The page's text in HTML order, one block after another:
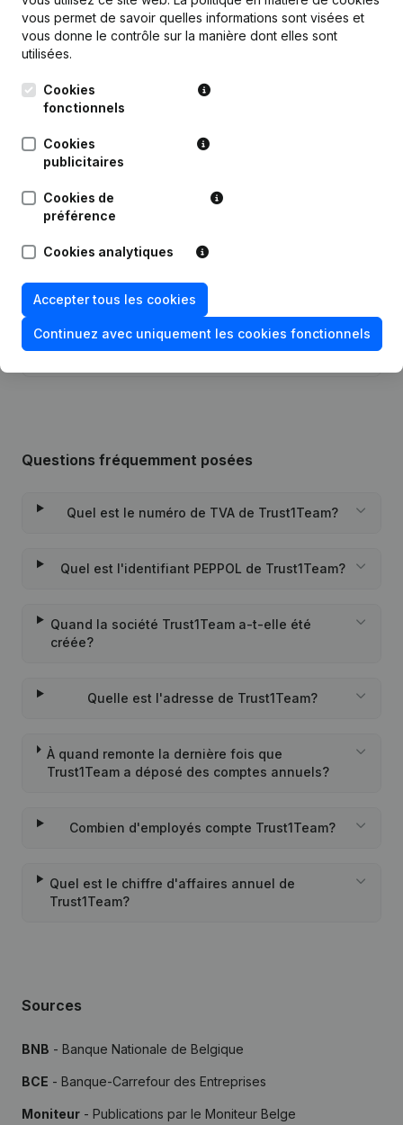
02-04-2026
01-02-2024
Siège Social
29-10-2018 Demissions - Nominations(NL)
Questions fréquemment posées
Quel est le numéro de TVA de Trust1Team?
Quel est l'identifiant PEPPOL de Trust1Team?
Quand la société Trust1Team a-t-elle été
créée?
Quelle est l'adresse de Trust1Team?
À quand remonte la dernière fois que
Trust1Team a déposé des comptes annuels?
Combien d'employés compte Trust1Team?
Quel est le chiffre d'affaires annuel de
Trust1Team?
Sources
BNB - Banque Nationale de Belgique
BCE - Banque-Carrefour des Entreprises
Moniteur - Publications par le Moniteur Belge
vous permet de savoir quelles informations sont visées et
vous donne le contrôle sur la manière dont elles sont
utilisées.
Cookies
fonctionnels
Cookies
publicitaires
Cookies de
préférence
Cookies analytiques
Accepter tous les cookies
Continuez avec uniquement les cookies fonctionnels